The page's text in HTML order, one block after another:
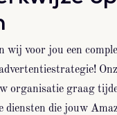
wij voor jou een
organisatie graag
diensten die jouw